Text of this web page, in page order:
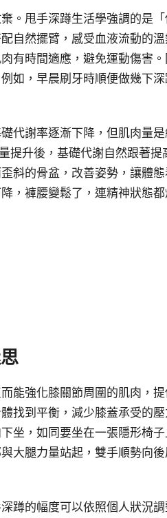
。甩手深蹲生活學強調的是
自然擺臂，感受血液流動的
有時間適應，避免運動傷害
如，早晨刷牙時順便做幾下
代謝率逐漸下降，但肌肉量
升後，基礎代謝自然跟著提
斜的骨盆，改善姿勢，讓體
，褲腰變鬆了，連精神狀態
能強化膝關節周圍的肌肉，
找到平衡，減少膝蓋承受的壓
坐，如同要坐在一張隱形椅
大腿力量站起，雙手順勢向
蹲的幅度可以依照個人狀況